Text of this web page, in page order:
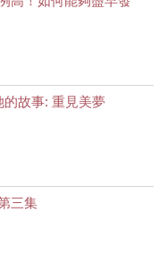
的故事: 重見美夢
三集